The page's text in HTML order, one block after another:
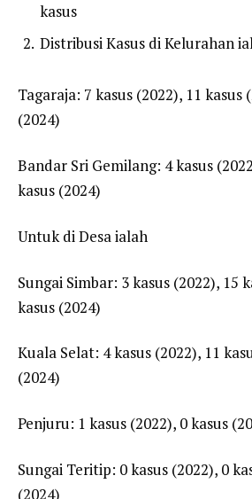
kasus
Distribusi Kasus di Kelurahan
Tagaraja: 7 kasus (2022), 11 kasus
(2024)
Bandar Sri Gemilang: 4 kasus
kasus (2024)
Untuk di Desa ialah
Sungai Simbar: 3 kasus (2022), 15
kasus (2024)
Kuala Selat: 4 kasus (2022), 11
(2024)
Penjuru: 1 kasus (2022), 0 kasus
Sungai Teritip: 0 kasus (2022), 0
(2024)